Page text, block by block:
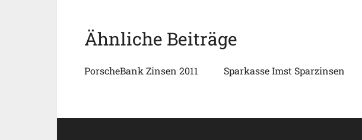
Ähnliche Beiträge
PorscheBank Zinsen 2011 Sparkasse Imst Sparzinsen